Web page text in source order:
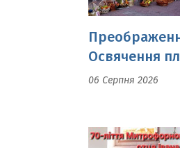
06 Серпня 2026